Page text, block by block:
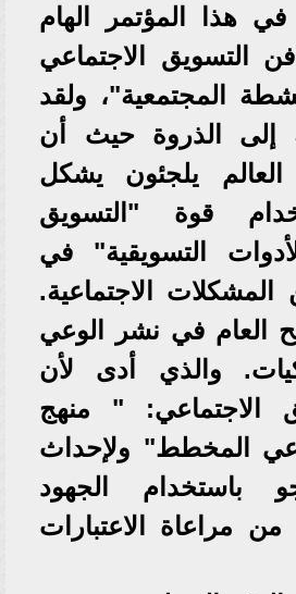
هذا المؤتمر الهام
التسويق الاجتماعي
المجتمعية"، ولقد
إلى الذروة حيث أن
العالم يلجئون يشكل
قوة "التسويق
التسويقية" في
الاجتماعية.
العام في نشر الوعي
والذي أدى لأن
الاجتماعي: " منهج
المخطط" ولإحداث
باستخدام الجهود
من مراعاة الاعتبارات